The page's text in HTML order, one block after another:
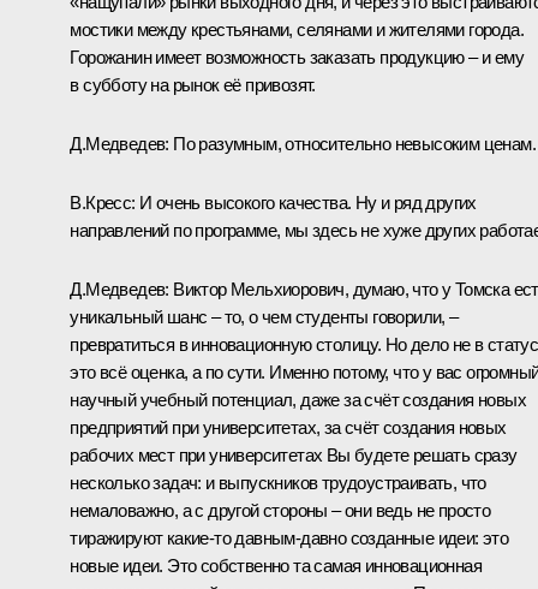
мостики между крестьянами, селянами и жителями города.
Горожанин имеет возможность заказать продукцию – и ему
в субботу на рынок её привозят.
Д.Медведев: По разумным, относительно невысоким ценам.
В.Кресс: И очень высокого качества. Ну и ряд других
направлений по программе, мы здесь не хуже других
Д.Медведев: Виктор Мельхиорович, думаю, что у Томска
уникальный шанс – то, о чем студенты говорили, –
превратиться в инновационную столицу. Но дело не в
это всё оценка, а по сути. Именно потому, что у вас
научный учебный потенциал, даже за счёт создания новых
предприятий при университетах, за счёт создания новых
рабочих мест при университетах Вы будете решать сразу
несколько задач: и выпускников трудоустраивать, что
немаловажно, а с другой стороны – они ведь не просто
тиражируют какие‑то давным-давно созданные идеи: это
новые идеи. Это собственно та самая инновационная